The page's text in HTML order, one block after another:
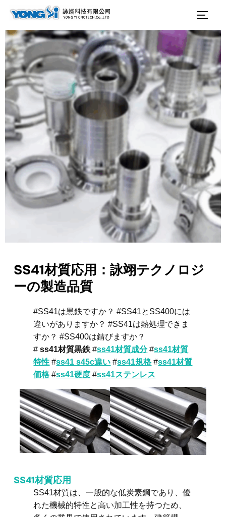
ツ
へ
ス
キ
ッ
プ
象:
サ
SS41材質応用：詠翊テクノロジ
ーの製造品質
#SS41は黒鉄ですか？ #SS41とSS400には
違いがありますか？ #SS41は熱処理できま
すか？ #SS400は錆びますか？
#ss41材質黒鉄 #ss41材質成分#ss41材質
特性 #ss41 s45c違い #ss41規格#ss41材質
価格#ss41硬度 #ss41ステンレス
SS41材質応用
SS41材質は、一般的な低炭素鋼であり、優
れた機械的特性と高い加工性を持つため、